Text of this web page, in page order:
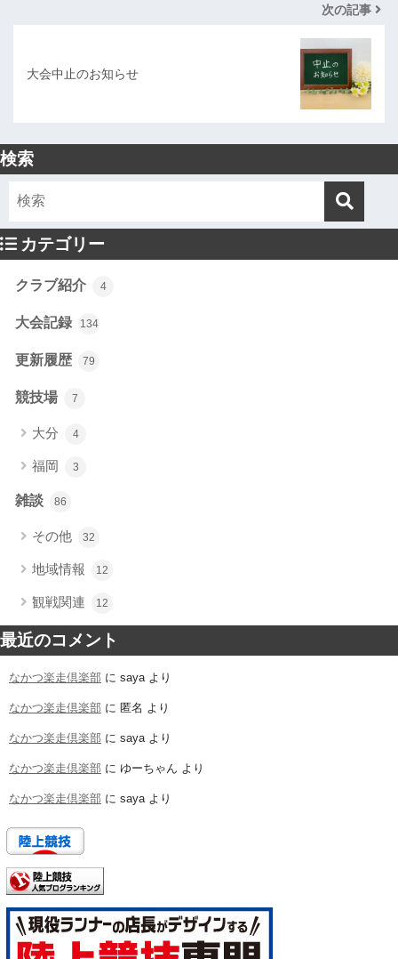
次の記事
大会中止のお知らせ
検索
カテゴリー
クラブ紹介 4
大会記録 134
更新履歴 79
競技場 7
大分 4
福岡 3
雑談 86
その他 32
地域情報 12
観戦関連 12
最近のコメント
なかつ楽走倶楽部 に saya より
なかつ楽走倶楽部 に 匿名 より
なかつ楽走倶楽部 に saya より
なかつ楽走倶楽部 に ゆーちゃん より
なかつ楽走倶楽部 に saya より